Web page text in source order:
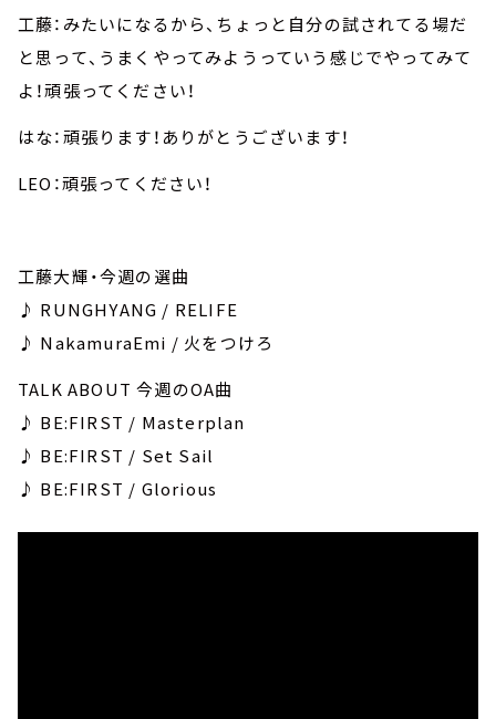
工藤：みたいになるから、ちょっと自分の試されてる場だ
と思って、うまくやってみようっていう感じでやってみて
よ！頑張ってください！
はな：頑張ります！ありがとうございます！
LEO：頑張ってください！
工藤大輝・今週の選曲
♪ RUNGHYANG / RELIFE
♪ NakamuraEmi / 火をつけろ
TALK ABOUT 今週のOA曲
♪ BE:FIRST / Masterplan
♪ BE:FIRST / Set Sail
♪ BE:FIRST / Glorious